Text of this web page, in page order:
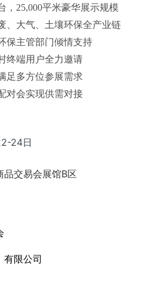
， 25,000平米豪华展示规模
、大气、土壤环保全产业链
保主管部门倾情支持
终端用户全力邀请
足多方位参展需求
对会实现供需对接
24日
品交易会展馆B区
有限公司